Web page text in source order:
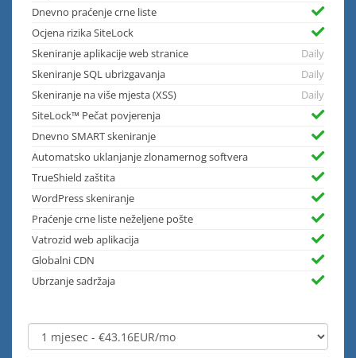
Dnevno praćenje crne liste
Ocjena rizika SiteLock
Skeniranje aplikacije web stranice
Daily
Skeniranje SQL ubrizgavanja
Daily
Skeniranje na više mjesta (XSS)
Daily
SiteLock™ Pečat povjerenja
Dnevno SMART skeniranje
Automatsko uklanjanje zlonamernog softvera
TrueShield zaštita
WordPress skeniranje
Praćenje crne liste neželjene pošte
Vatrozid web aplikacija
Globalni CDN
Ubrzanje sadržaja